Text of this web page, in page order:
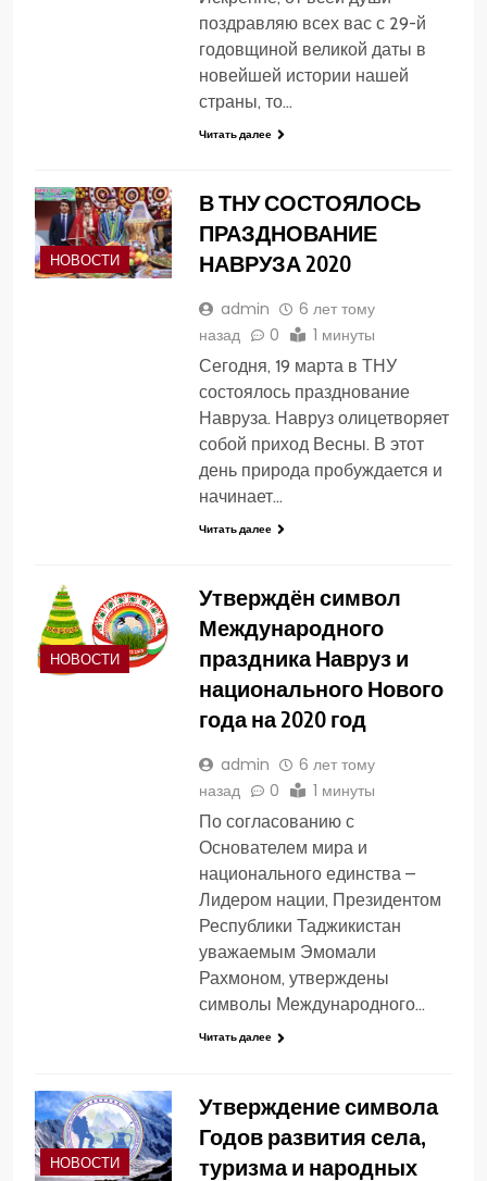
поздравляю всех вас с 29-й
годовщиной великой даты в
новейшей истории нашей
страны, то…
Читать далее
НОВОСТИ
В ТНУ СОСТОЯЛОСЬ
ПРАЗДНОВАНИЕ
НАВРУЗА 2020
admin
6 лет тому
назад
0 1 минуты
Сегодня, 19 марта в ТНУ
состоялось празднование
Навруза. Навруз олицетворяет
собой приход Весны. В этот
день природа пробуждается и
начинает…
Читать далее
НОВОСТИ
Утверждён символ
Международного
праздника Навруз и
национального Нового
года на 2020 год
admin
6 лет тому
назад
0 1 минуты
По согласованию с
Основателем мира и
национального единства –
Лидером нации, Президентом
Республики Таджикистан
уважаемым Эмомали
Рахмоном, утверждены
символы Международного…
Читать далее
НОВОСТИ
Утверждение символа
Годов развития села,
туризма и народных